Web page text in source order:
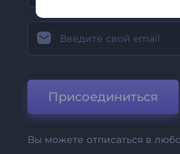
Присоединиться
Вы можете отписаться в